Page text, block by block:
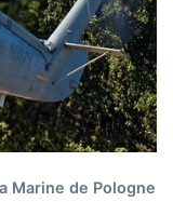
Marine de Pologne